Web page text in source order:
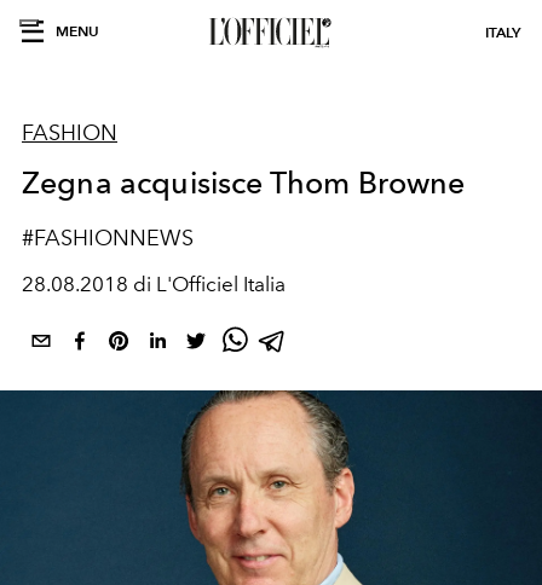
MENU ITALY
FASHION
Zegna acquisisce Thom Browne
#FASHIONNEWS
28.08.2018 di L'Officiel Italia